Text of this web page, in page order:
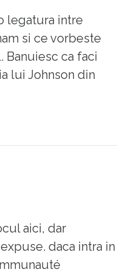
vietnamezi. Iar
N-a existat...
lor pe mâinile
legatura intre
si ce vorbeste
Banuiesc ca faci
lui Johnson din
poata justifica
aici, dar
daca intra in